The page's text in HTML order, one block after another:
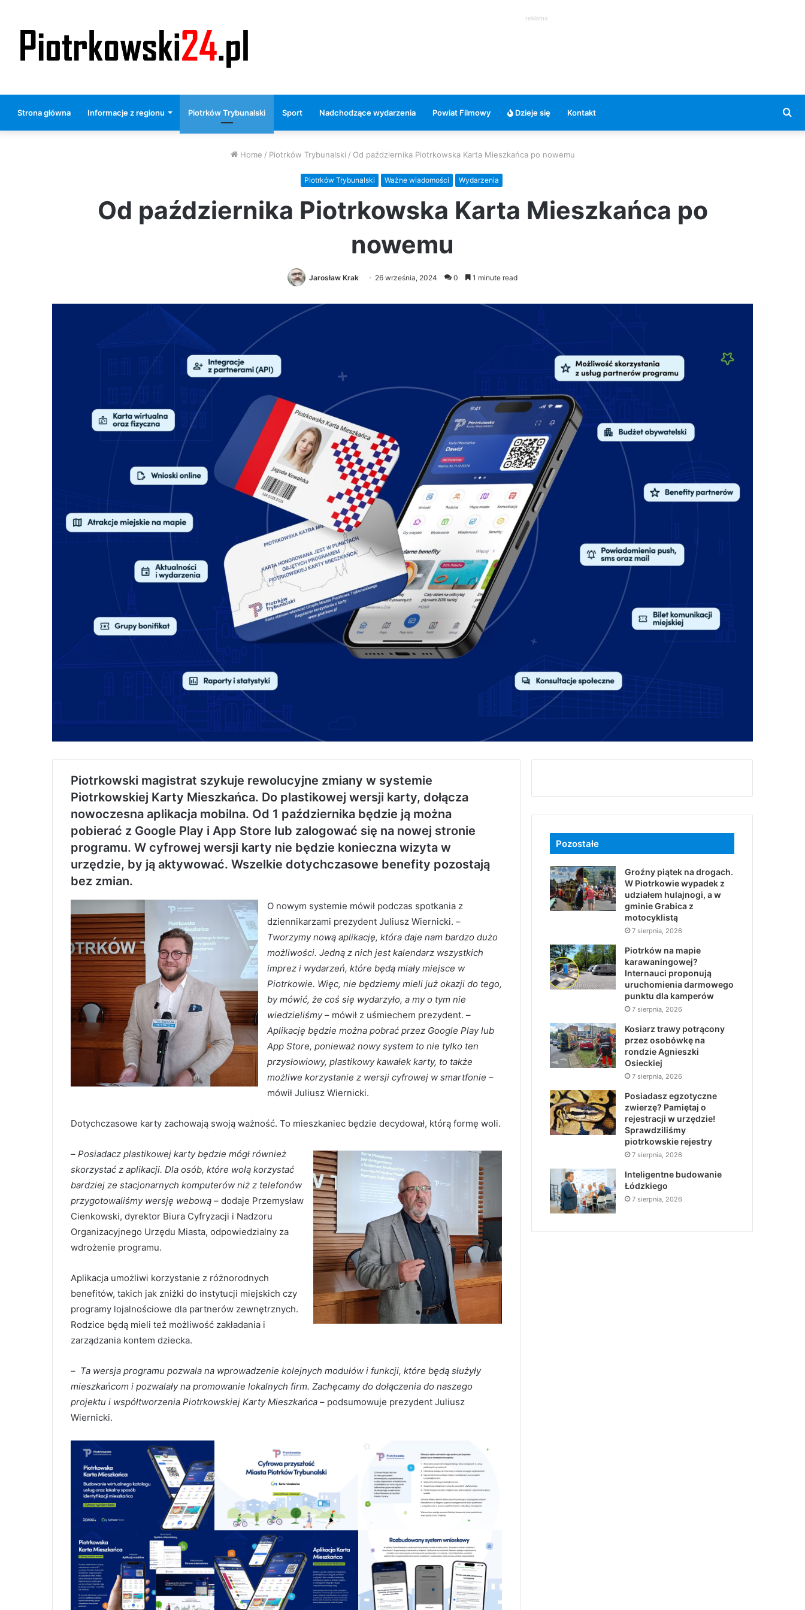
reklama
Strona główna Informacje z regionu Piotrków Trybunalski Sport Nadchodzące wydarzenia Powiat Filmowy Dzieje się Kontakt
Home / Piotrków Trybunalski / Od października Piotrkowska Karta Mieszkańca po nowemu
Piotrków Trybunalski Ważne wiadomości Wydarzenia
Od października Piotrkowska Karta Mieszkańca po
nowemu
Jarosław Krak 26 września, 2024 0 1 minute read
Piotrkowski magistrat szykuje rewolucyjne zmiany w systemie
Piotrkowskiej Karty Mieszkańca. Do plastikowej wersji karty, dołącza
nowoczesna aplikacja mobilna. Od 1 października będzie ją można
pobierać z Google Play i App Store lub zalogować się na nowej stronie
programu. W cyfrowej wersji karty nie będzie konieczna wizyta w
urzędzie, by ją aktywować. Wszelkie dotychczasowe benefity pozostają
bez zmian.
O nowym systemie mówił podczas spotkania z
dziennikarzami prezydent Juliusz Wiernicki. –
Tworzymy nową aplikację, która daje nam bardzo dużo
możliwości. Jedną z nich jest kalendarz wszystkich
imprez i wydarzeń, które będą miały miejsce w
Piotrkowie. Więc, nie będziemy mieli już okazji do tego,
by mówić, że coś się wydarzyło, a my o tym nie
wiedzieliśmy– mówił z uśmiechem prezydent. –
Aplikację będzie można pobrać przez Google Play lub
App Store, ponieważ nowy system to nie tylko ten
przysłowiowy, plastikowy kawałek karty, to także
możliwe korzystanie z wersji cyfrowej w smartfonie –
mówił Juliusz Wiernicki.
Dotychczasowe karty zachowają swoją ważność. To mieszkaniec będzie decydował, którą formę woli.
– Posiadacz plastikowej karty będzie mógł również
skorzystać z aplikacji. Dla osób, które wolą korzystać
bardziej ze stacjonarnych komputerów niż z telefonów
przygotowaliśmy wersję webową – dodaje Przemysław
Cienkowski, dyrektor Biura Cyfryzacji i Nadzoru
Organizacyjnego Urzędu Miasta, odpowiedzialny za
wdrożenie programu.
Aplikacja umożliwi korzystanie z różnorodnych
benefitów, takich jak zniżki do instytucji miejskich czy
programy lojalnościowe dla partnerów zewnętrznych.
Rodzice będą mieli też możliwość zakładania i
zarządzania kontem dziecka.
– Ta wersja programu pozwala na wprowadzenie kolejnych modułów i funkcji, które będą służyły
mieszkańcom i pozwalały na promowanie lokalnych firm. Zachęcamy do dołączenia do naszego
projektu i współtworzenia Piotrkowskiej Karty Mieszkańca – podsumowuje prezydent Juliusz
Wiernicki.
Pozostałe
Groźny piątek na drogach.
W Piotrkowie wypadek z
udziałem hulajnogi, a w
gminie Grabica z
motocyklistą
7 sierpnia, 2026
Piotrków na mapie
karawaningowej?
Internauci proponują
uruchomienia darmowego
punktu dla kamperów
7 sierpnia, 2026
Kosiarz trawy potrącony
przez osobówkę na
rondzie Agnieszki
Osieckiej
7 sierpnia, 2026
Posiadasz egzotyczne
zwierzę? Pamiętaj o
rejestracji w urzędzie!
Sprawdziliśmy
piotrkowskie rejestry
7 sierpnia, 2026
Inteligentne budowanie
Łódzkiego
7 sierpnia, 2026